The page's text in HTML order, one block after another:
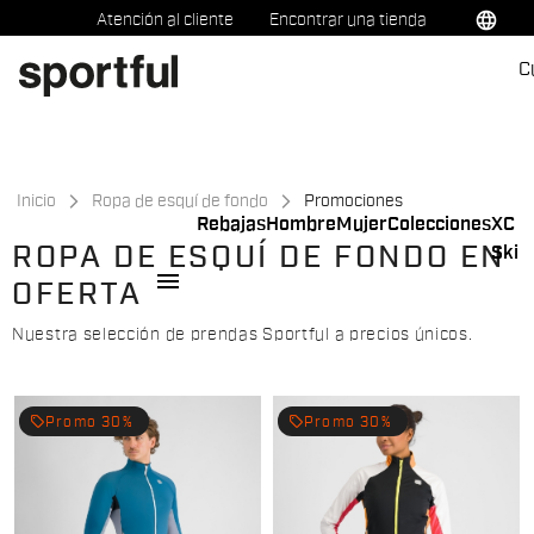
al
contenido
a
navegación
Atención al cliente Encontrar una tienda language
RebajasHombre MujerColeccionesXC
Ski
menu
Inicio Ropa de esquí de fondo Promociones
ROPA DE ESQUÍ DE FONDO EN
OFERTA
Nuestra selección de prendas Sportful a precios únicos.
local_offer Promo 30% local_offer Promo 30%